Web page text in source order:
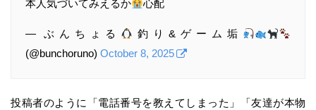
本人気づいてみえるか 心配
— ぶんちょる
釣り&ゲーム垢
(@bunchoruno) October 8, 2025
投稿者のように「電話番号を教えてしまった」「友達が本物